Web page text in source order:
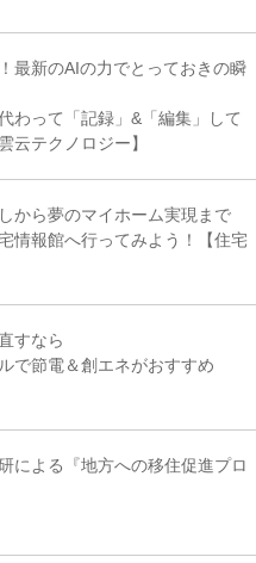
最新のAIの力でとっておきの瞬
わって「記録」&「編集」して
云テクノロジー】
から夢のマイホーム実現まで
情報館へ行ってみよう！【住宅
すなら
で節電＆創エネがおすすめ
による『地方への移住促進プロ